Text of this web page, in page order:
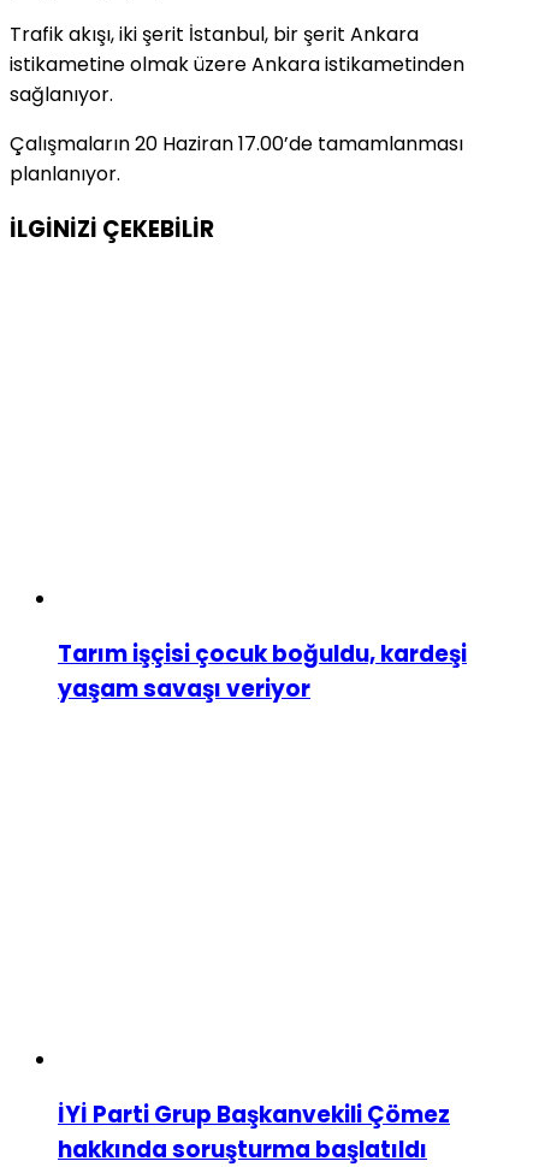
Trafik akışı, iki şerit İstanbul, bir şerit Ankara
istikametine olmak üzere Ankara istikametinden
sağlanıyor.
Çalışmaların 20 Haziran 17.00’de tamamlanması
planlanıyor.
İLGİNİZİ ÇEKEBİLİR
Tarım işçisi çocuk boğuldu, kardeşi
yaşam savaşı veriyor
İYİ Parti Grup Başkanvekili Çömez
hakkında soruşturma başlatıldı